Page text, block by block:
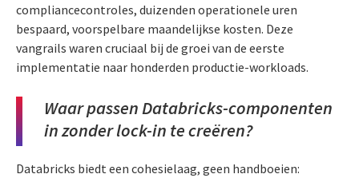
compliancecontroles, duizenden operationele uren
bespaard, voorspelbare maandelijkse kosten. Deze
vangrails waren cruciaal bij de groei van de eerste
implementatie naar honderden productie-workloads.
Waar passen Databricks-componenten
in zonder lock-in te creëren?
Databricks biedt een cohesielaag, geen handboeien: